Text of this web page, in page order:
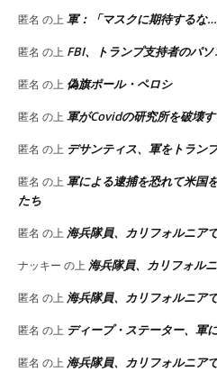
匿名 の上 軍：「マスクに期待するな…
匿名 の上 FBI、トランプ支持者のパ
匿名 の上 偽旗ポール・ペロシ
匿名 の上 軍がCovidの研究所を破壊
匿名 の上 デサンティス、軍をトラン
匿名 の上 軍による逮捕を恐れて米国
たち
匿名 の上 海兵隊員、カリフォルニア
ナッキー の上 海兵隊員、カリフォル
匿名 の上 海兵隊員、カリフォルニア
匿名 の上 ディープ・ステーター、軍
匿名 の上 海兵隊員、カリフォルニア